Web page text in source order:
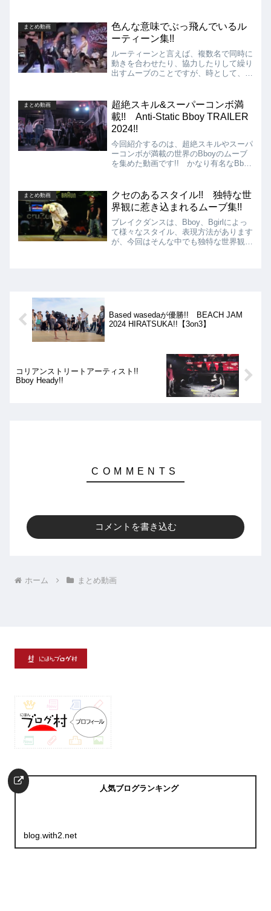
まとめ動画
色んな意味でぶっ飛んでいるル
ーティーン集!!
ルーティーンと言えば、複数名で同時に
動きを合わせたり、協力したりして繰り
出すムーブのことですが、時として、1
の中から特にぶっ飛んでいるルーティー
ンを集めた動画を紹介します!!
まとめ動画
超絶スキル&スーパーコンボ満
載!! Anti-Static Bboy TRAILER
2024!!
今回紹介するのは、超絶スキルやスーパ
ーコンボが満載の世界のBboyのムーブ
を集めた動画です!! かなり有名なBboy
ーブとなっています!!
まとめ動画
クセのあるスタイル!! 独特な世
界観に惹き込まれるムーブ集!!
ブレイクダンスは、Bboy、Bgirlによっ
て様々なスタイル、表現方法があります
が、今回はそんな中でも独特な世界観に
Based wasedaが優勝!! BEACH JAM
2024 HIRATSUKA!!【3on3】
コリアンストリートアーティスト!!
Bboy Heady!!
コメントを書き込む
ホーム まとめ動画
人気ブログランキング
blog.with2.net